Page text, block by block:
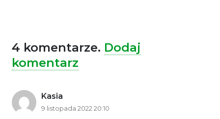
4 komentarze. Dodaj
komentarz
Kasia
9 listopada 2022 20:10